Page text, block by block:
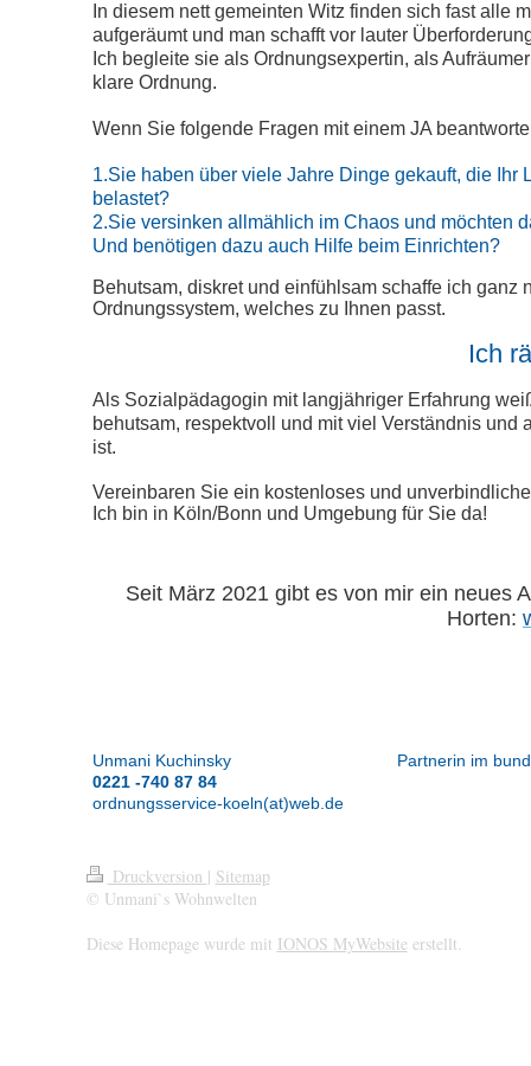
In diesem nett gemeinten Witz finden sich fast alle
aufgeräumt und man schafft vor lauter
Ich begleite sie als Ordnungsexpertin, als
klare Ordnung.
Wenn Sie folgende Fragen mit einem JA
1.Sie haben über viele Jahre Dinge gekauft, die
belastet?
2.Sie versinken allmählich im Chaos und möchten
Und benötigen dazu auch Hilfe beim Einrichten?
Behutsam, diskret und einfühlsam schaffe ich
Ordnungssystem, welches zu Ihnen passt.
Ich
Als Sozialpädagogin mit langjähriger Erfahrung
behutsam, respektvoll und mit viel Verständnis
ist.
Vereinbaren Sie ein kostenloses und
Ich bin in Köln/Bonn und Umgebung für Sie da!
Seit März 2021 gibt es von mir ein neues
Horten:
Unmani Kuchinsky Partnerin im
0221 -740 87 84
ordnungsservice-koeln(at)web.de
Druckversion | Sitemap
© Unmani`s Wohnwelten
Diese Homepage wurde mit IONOS MyWebsite erstellt.